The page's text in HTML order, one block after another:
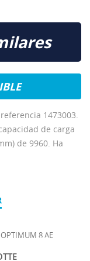
1473003.
de carga
de 9960. Ha